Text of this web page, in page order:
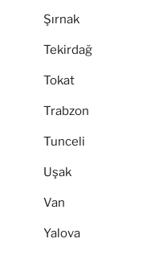
Şırnak
Tekirdağ
Tokat
Trabzon
Tunceli
Uşak
Van
Yalova